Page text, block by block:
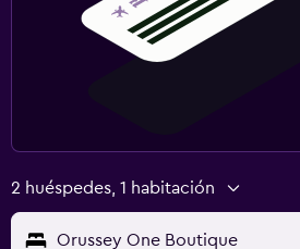
2 huéspedes, 1 habitación
Orussey One Boutique